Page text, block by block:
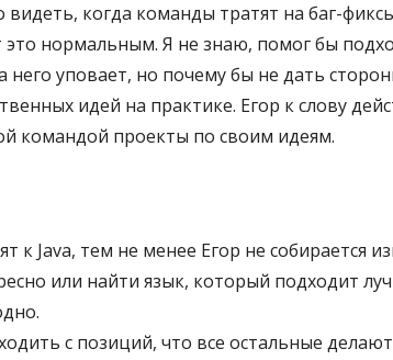
видеть, когда команды тратят на баг-
это нормальным. Я не знаю, помог бы
него уповает, но почему бы не дать
идей на практике. Егор к слову
командой проекты по своим идеям.
к Java, тем не менее Егор не собирается
или найти язык, который подходит
с позиций, что все остальные